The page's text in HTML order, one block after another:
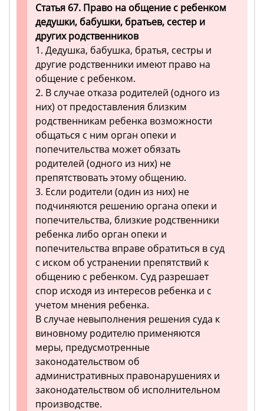
Статья 67. Право на общение с ребенком
дедушки, бабушки, братьев, сестер и
других родственников
1. Дедушка, бабушка, братья, сестры и
другие родственники имеют право на
общение с ребенком.
2. В случае отказа родителей (одного из
них) от предоставления близким
родственникам ребенка возможности
общаться с ним орган опеки и
попечительства может обязать
родителей (одного из них) не
препятствовать этому общению.
3. Если родители (один из них) не
подчиняются решению органа опеки и
попечительства, близкие родственники
ребенка либо орган опеки и
попечительства вправе обратиться в суд
с иском об устранении препятствий к
общению с ребенком. Суд разрешает
спор исходя из интересов ребенка и с
учетом мнения ребенка.
В случае невыполнения решения суда к
виновному родителю применяются
меры, предусмотренные
законодательством об
административных правонарушениях и
законодательством об исполнительном
производстве.